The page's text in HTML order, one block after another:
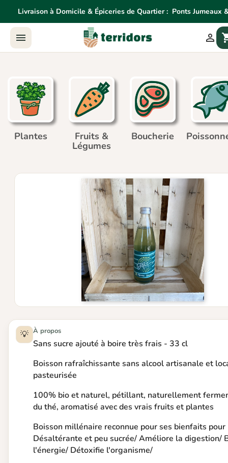
Livraison à Domicile & Épiceries de Quartier :Ponts Jumeaux
 
Livraison à Domicile & Épiceries de Quartier:Ponts
Agne
Plantes Fruits &
Légumes
Boucherie
💡 À propos
Sans sucre ajouté à boire très frais - 33 cl
Boisson rafraîchissante sans alcool artisanale et
pasteurisée
100% bio et naturel, pétillant, naturellement
du thé, aromatisé avec des vrais fruits et plantes
Boisson millénaire reconnue pour ses bienfaits pour
Désaltérante et peu sucrée/ Améliore la digestion/
l'énergie/ Détoxifie l'organisme/